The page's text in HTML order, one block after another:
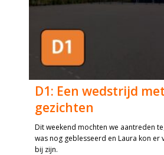
D1: Een wedstrijd
gezichten
Dit weekend mochten we aantreden
was nog geblesseerd en Laura kon er
bij zijn.